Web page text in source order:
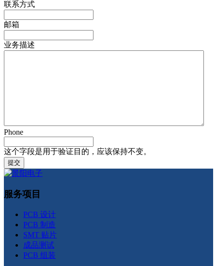
联系方式
邮箱
业务描述
Phone
这个字段是用于验证目的，应该保持不变。
服务项目
PCB 设计
PCB 制造
SMT 贴片
成品测试
PCB 组装